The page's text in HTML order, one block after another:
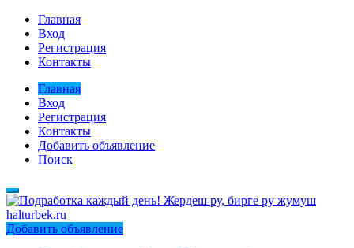
Главная
Вход
Регистрация
Контакты
Главная
Вход
Регистрация
Контакты
Добавить объявление
Поиск
Добавить объявление